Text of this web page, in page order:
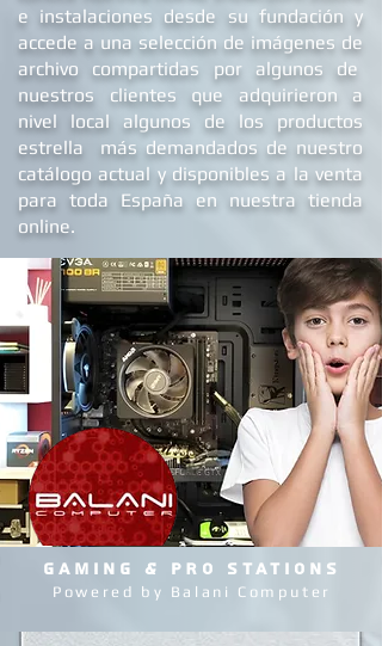
GAMING & PRO STATIONS
Powered by Balani Computer
e instalaciones desde su fundación y
accede a una selección de imágenes de
archivo compartidas por algunos de
nuestros clientes que adquirieron a
nivel local algunos de los productos
estrella más demandados de nuestro
catálogo actual y disponibles a la venta
para toda España en nuestra tienda
online.